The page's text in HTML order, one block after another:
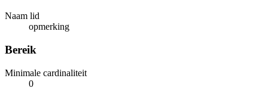
Naam lid
opmerking
Bereik
Minimale cardinaliteit
0